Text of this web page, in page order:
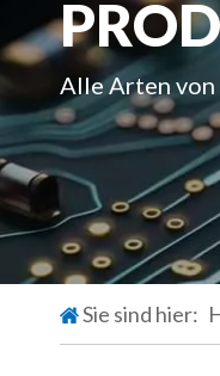
Alle Arten
Sie sind hier: